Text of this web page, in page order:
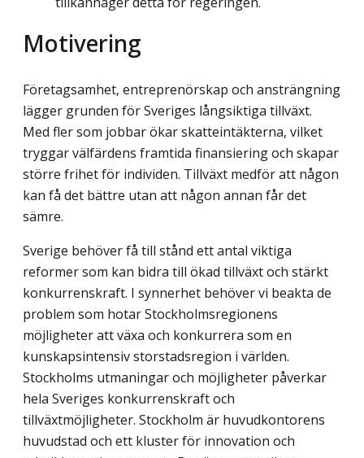
Motivering
Företagsamhet, entreprenörskap och ansträngning
lägger grunden för Sveriges lång­siktiga tillväxt.
Med fler som jobbar ökar skatteintäkterna, vilket
tryggar välfärdens framtida finansiering och skapar
större frihet för individen. Tillväxt medför att någon
kan få det bättre utan att någon annan får det
sämre.
Sverige behöver få till stånd ett antal viktiga
reformer som kan bidra till ökad tillväxt och stärkt
konkurrenskraft. I synnerhet behöver vi beakta de
problem som hotar Stockholmsregionens
möjligheter att växa och konkurrera som en
kunskapsintensiv storstadsregion i världen.
Stockholms utmaningar och möjligheter påverkar
hela Sveriges konkurrenskraft och
tillväxtmöjligheter. Stockholm är huvudkontorens
huvudstad och ett kluster för innovation och